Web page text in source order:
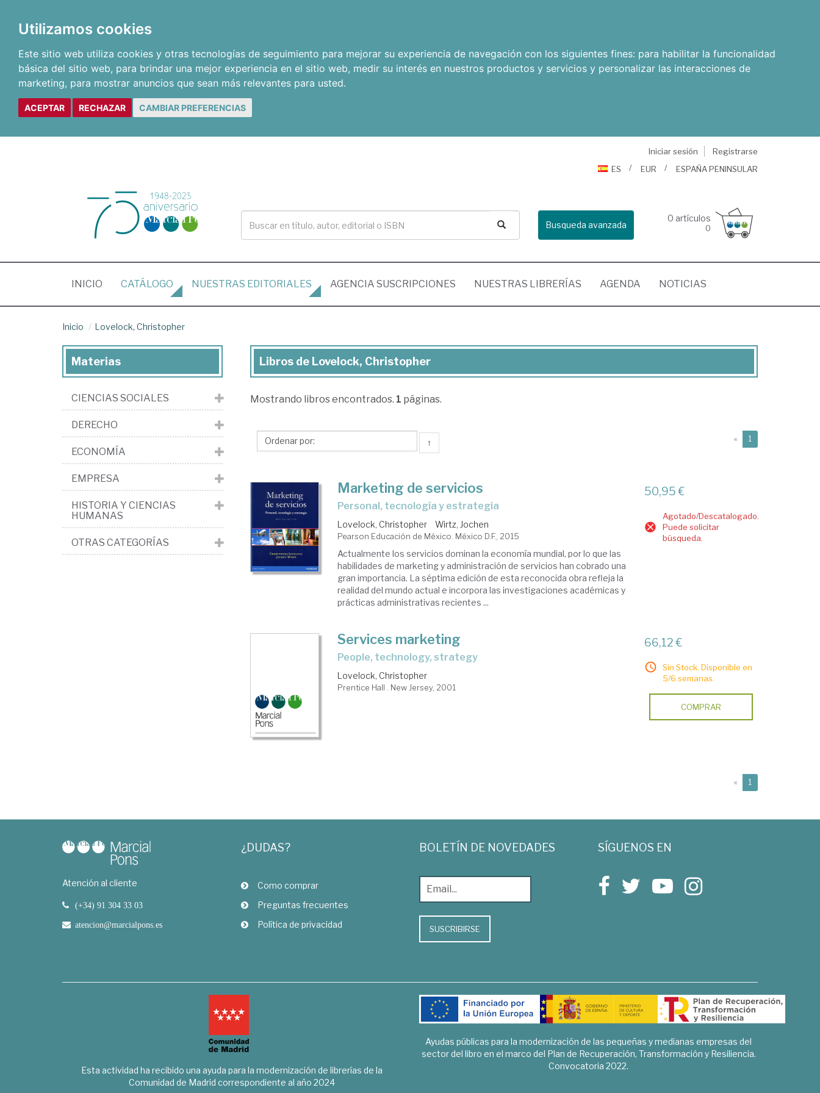
Utilizamos cookies
Este sitio web utiliza cookies y otras tecnologías de seguimiento para mejorar su experiencia de navegación con los siguientes fines: para habilitar la funcionalidad
básica del sitio web, para brindar una mejor experiencia en el sitio web, medir su interés en nuestros productos y servicios y personalizar las interacciones de
marketing, para mostrar anuncios que sean más relevantes para usted.
ACEPTAR RECHAZAR CAMBIAR PREFERENCIAS
Iniciar sesión
Registrarse
ES
EUR ESPAÑA PENINSULAR
Busqueda avanzada
0 artículos
0
INICIO (CURRENT)
CATÁLOGO NUESTRAS EDITORIALES AGENCIA SUSCRIPCIONES NUESTRAS LIBRERÍAS AGENDA NOTICIAS
Inicio Lovelock, Christopher
Libros
Lovelock,
Libros de Lovelock, Christopher
Mostrando libros encontrados. 1 páginas.
↑ « 1
Marketing de servicios
personal, tecnología y estrategia
Lovelock, Christopher Wirtz, Jochen
Pearson Educación de México. México D.F., 2015
Actualmente los servicios dominan la economía mundial, por lo que las
habilidades de marketing y administración de servicios han cobrado una
gran importancia. La séptima edición de esta reconocida obra refleja la
realidad del mundo actual e incorpora las investigaciones académicas y
prácticas administrativas recientes ...
50,95 €
Agotado/Descatalogado.
Puede solicitar
búsqueda.
Services marketing
people, technology, strategy
Lovelock, Christopher
Prentice Hall . New Jersey, 2001
66,12 €
Sin Stock. Disponible en
5/6 semanas.
COMPRAR
« 1
Materias
CIENCIAS SOCIALES
DERECHO
ECONOMÍA
EMPRESA
HISTORIA Y CIENCIAS
HUMANAS
OTRAS CATEGORÍAS
Atención al cliente
(+34) 91 304 33 03
atencion@marcialpons.es
¿DUDAS?
Como comprar
Preguntas frecuentes
Política de privacidad
BOLETÍN DE NOVEDADES
SUSCRIBIRSE
SÍGUENOS EN
Esta actividad ha recibido una ayuda para la modernización de librerías de la
Comunidad de Madrid correspondiente al año 2024
Ayudas públicas para la modernización de las pequeñas y medianas empresas del
sector del libro en el marco del Plan de Recuperación, Transformación y Resiliencia.
Convocatoria 2022.